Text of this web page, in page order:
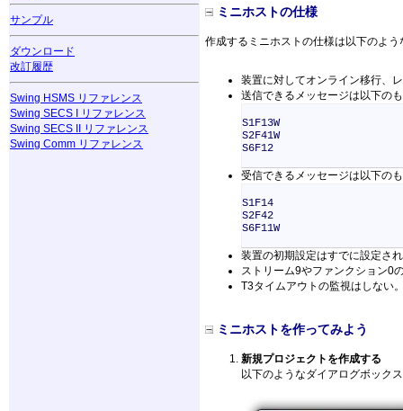
サンプル
ダウンロード
改訂履歴
Swing HSMS リファレンス
Swing SECS I リファレンス
Swing SECS II リファレンス
Swing Comm リファレンス
ミニホストの仕様
作成するミニホストの仕様は以下のよ
装置に対してオンライン移行、
送信できるメッセージは以下の
S1F13W
S2F41W
S6F12
受信できるメッセージは以下の
S1F14
S2F42
S6F11W
装置の初期設定はすでに設定さ
ストリーム9やファンクション0
T3タイムアウトの監視はしない
ミニホストを作ってみよう
新規プロジェクトを作成する
以下のようなダイアログボック